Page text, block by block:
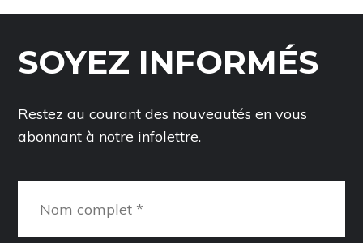
SOYEZ INFORMÉS
Restez au courant des nouveautés en vous
abonnant à notre infolettre.